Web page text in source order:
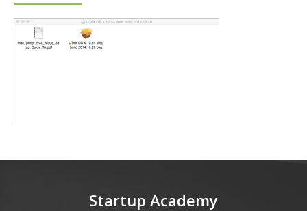
Startup Academy